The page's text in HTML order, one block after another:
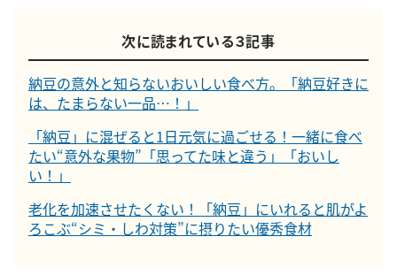
次に読まれている３記事
納豆の意外と知らないおいしい食べ方。「納豆好きに
は、たまらない一品…！」
「納豆」に混ぜると1日元気に過ごせる！一緒に食べ
たい“意外な果物”「思ってた味と違う」「おいし
い！」
老化を加速させたくない！「納豆」にいれると肌がよ
ろこぶ“シミ・しわ対策”に摂りたい優秀食材